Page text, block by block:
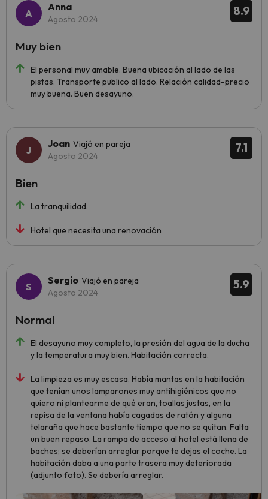
8.9
Anna
Agosto 2024
El personal muy amable. Buena ubicación al lado de las
pistas. Transporte publico al lado. Relación calidad-precio
muy buena. Buen desayuno.
Muy bien
7.1
Joan Viajó en pareja
Agosto 2024
La tranquilidad.
Hotel que necesita una renovación
Bien
5.9
Sergio Viajó en pareja
Agosto 2024
El desayuno muy completo, la presión del agua de la ducha
y la temperatura muy bien. Habitación correcta.
La limpieza es muy escasa. Había mantas en la habitación
que tenían unos lamparones muy antihigiénicos que no
quiero ni plantearme de qué eran, toallas justas, en la
repisa de la ventana había cagadas de ratón y alguna
telaraña que hace bastante tiempo que no se quitan. Falta
un buen repaso. La rampa de acceso al hotel está llena de
baches; se deberían arreglar porque te dejas el coche. La
habitación daba a una parte trasera muy deteriorada
(adjunto foto). Se debería arreglar.
Normal